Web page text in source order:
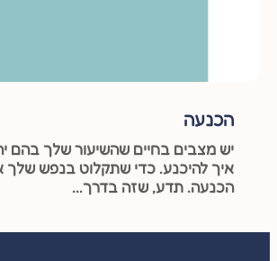
הכנעה
יש מצבים בחיים שהשיעור שלך בהם
איך להיכנע. כדי שתקלוט בנפש
הכנעה. תדע, שזה בדרך...